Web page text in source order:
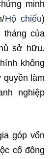
minh
Hộ chiếu)
tháng của
sở hữu.
không
làm
nghiệp
góp vốn
cổ đông